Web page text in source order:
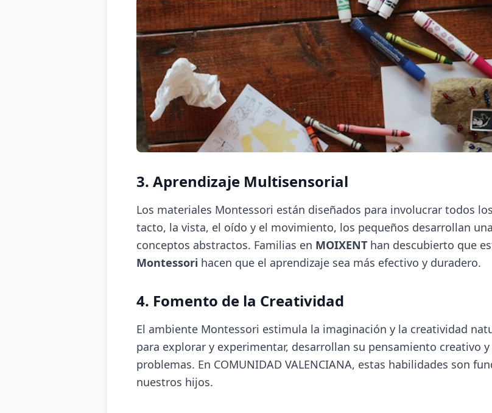
3. Aprendizaje Multisensorial
Los materiales Montessori están diseñados para involucrar todos
tacto, la vista, el oído y el movimiento, los pequeños desarrollan
conceptos abstractos. Familias en MOIXENT han descubierto que
Montessori hacen que el aprendizaje sea más efectivo y duradero.
4. Fomento de la Creatividad
El ambiente Montessori estimula la imaginación y la creatividad
para explorar y experimentar, desarrollan su pensamiento creativo
problemas. En COMUNIDAD VALENCIANA, estas habilidades son
nuestros hijos.